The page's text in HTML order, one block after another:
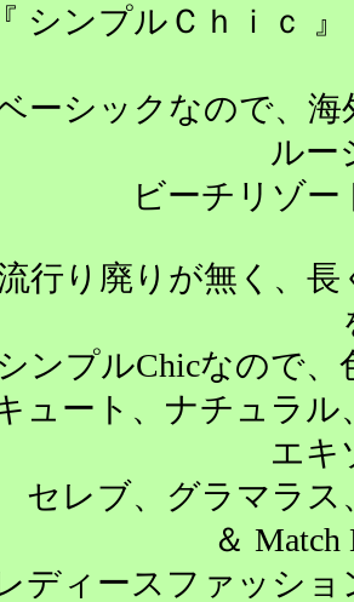
『 シンプルＣｈｉｃ
ーシックなので、
ルー
ビーチリゾ
行り廃りが無く、
シンプルChicなので
ュート、ナチュラ
エキ
セレブ、グラマラ
＆
ディースファッシ